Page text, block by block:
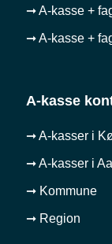
➞ A-kasse +
➞ A-kasse +
A-kasse
➞ A-kasser i
➞ A-kasser i
➞ Kommune
➞ Region